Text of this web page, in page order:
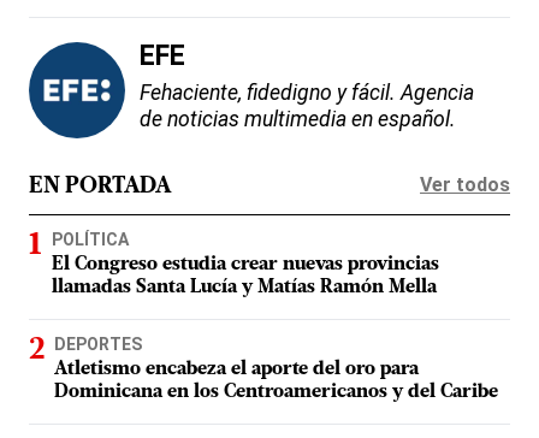
EFE
Fehaciente, fidedigno y fácil. Agencia
de noticias multimedia en español.
EN PORTADA Ver todos
POLÍTICA
El Congreso estudia crear nuevas provincias
llamadas Santa Lucía y Matías Ramón Mella
DEPORTES
Atletismo encabeza el aporte del oro para
Dominicana en los Centroamericanos y del Caribe